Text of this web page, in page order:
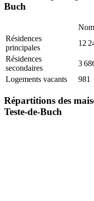
Buch
Résidences
principales
12
Résidences
secondaires
3
Logements vacants
981
Répartitions des
Teste-de-Buch